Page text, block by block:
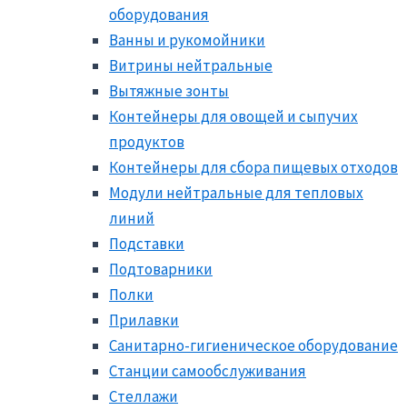
оборудования
Ванны и рукомойники
Витрины нейтральные
Вытяжные зонты
Контейнеры для овощей и сыпучих
продуктов
Контейнеры для сбора пищевых отходов
Модули нейтральные для тепловых
линий
Подставки
Подтоварники
Полки
Прилавки
Санитарно-гигиеническое оборудование
Станции самообслуживания
Стеллажи